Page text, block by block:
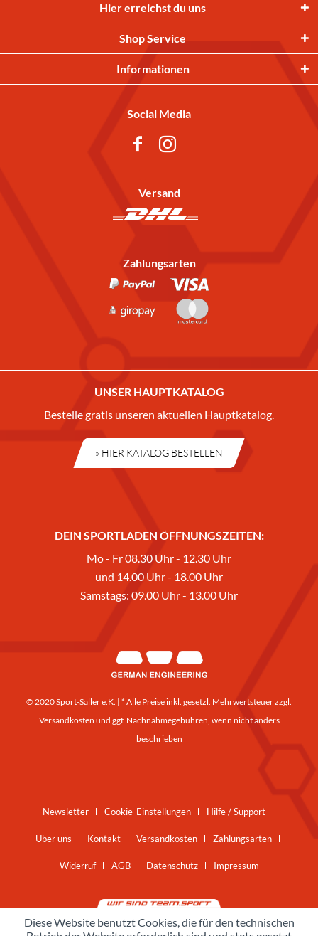
Hier erreichst du uns
Shop Service
Informationen
Social Media
Versand
Zahlungsarten
UNSER HAUPTKATALOG
Bestelle gratis unseren aktuellen Hauptkatalog.
» HIER KATALOG BESTELLEN
DEIN SPORTLADEN ÖFFNUNGSZEITEN:
Mo - Fr 08.30 Uhr - 12.30 Uhr
und 14.00 Uhr - 18.00 Uhr
Samstags: 09.00 Uhr - 13.00 Uhr
© 2020 Sport-Saller e.K. | * Alle Preise inkl. gesetzl. Mehrwertsteuer zzgl.
Versandkosten und ggf. Nachnahmegebühren, wenn nicht anders
beschrieben
Newsletter Cookie-Einstellungen Hilfe / Support
Über uns Kontakt Versandkosten Zahlungsarten
Widerruf AGB Datenschutz Impressum
Diese Website benutzt Cookies, die für den technischen